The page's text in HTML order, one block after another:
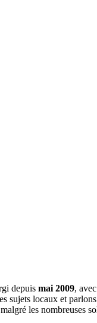
depuis mai 2009,
sujets locaux et
les nombreuses